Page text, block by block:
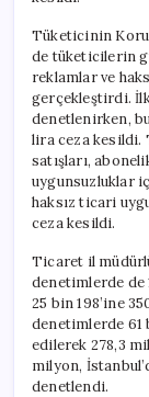
Tüketicinin
de tüketicilerin
reklamlar ve
gerçekleştirdi.
denetlenirken,
lira ceza kesildi.
satışları,
uygunsuzluklar
haksız ticari
ceza kesildi.
Ticaret il
denetimlerde
25 bin 198’ine
denetimlerde 61
edilerek 278,3
milyon,
denetlendi.